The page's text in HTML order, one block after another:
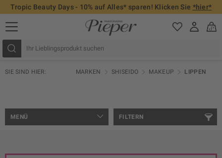
Tropic Beauty Days - 10% auf Alles* sparen! Klicken Sie *hier*
SIE SIND HIER: MARKEN SHISEIDO MAKEUP LIPPEN
FILTERN
MENÜ